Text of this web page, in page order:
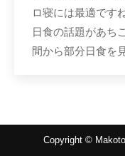
ロ寝には最適です
日食の話題があち
間から部分日食を
Copyright ©